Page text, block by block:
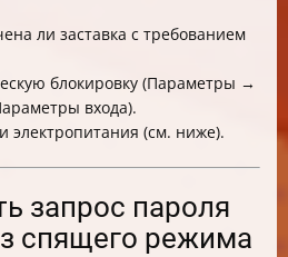
ли заставка с требованием
блокировку (Параметры →
входа).
электропитания (см. ниже).
запрос пароля
спящего режима